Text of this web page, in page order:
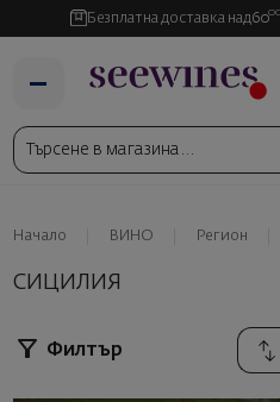
Безплатна доставка над60
Начало ВИНО Регион
СИЦИЛИЯ
Филтър